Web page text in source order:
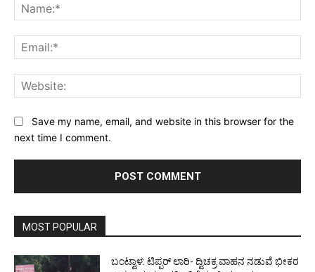
Save my name, email, and website in this browser for the
next time I comment.
MOST POPULAR
ಬಂಟ್ವಾಳ: ಟಿಪ್ಪರ್ ಲಾರಿ- ದ್ವಿಚಕ್ರ ವಾಹನ ನಡುವೆ ಭೀಕರ